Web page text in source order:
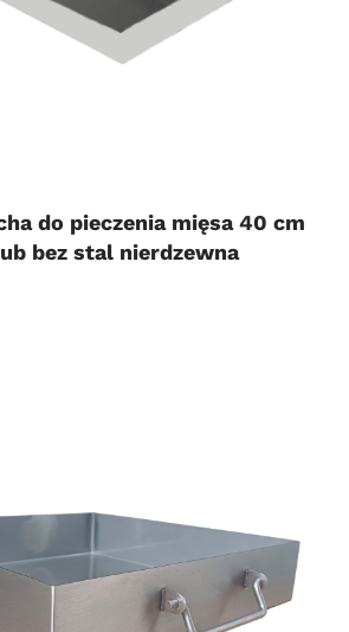
do pieczenia mięsa 40 cm
bez stal nierdzewna